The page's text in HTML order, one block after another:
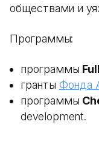
обществами и
Программы:
программы
гранты Фонда
программы
development.